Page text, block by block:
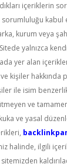
içeriklerin
kabul
kurum veya
yalnızca
yer alan
kişiler hakkında
ile isim
ve
ve yasal
halinde, ilgili
sitemizden